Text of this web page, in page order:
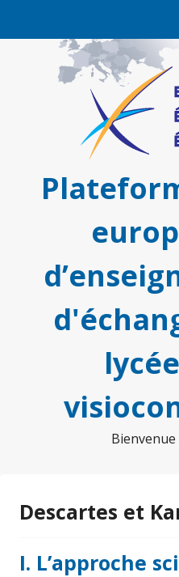
Bienvenue
Descartes et
I. L’approche